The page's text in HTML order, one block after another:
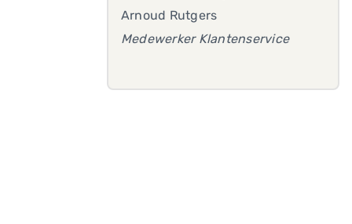
Arnoud Rutgers
Medewerker Klantenservice